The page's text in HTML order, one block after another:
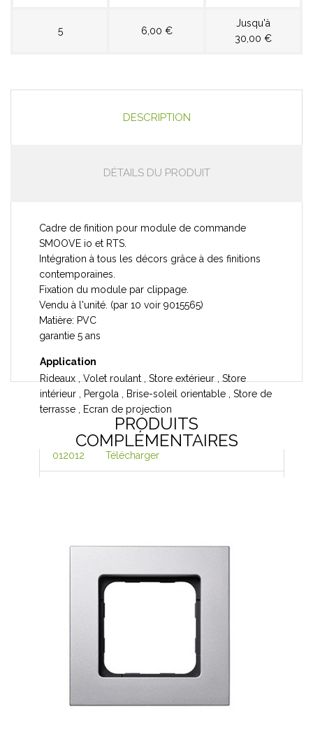
5 6,00 €
Jusqu'à
30,00 €
DESCRIPTION
DÉTAILS DU PRODUIT
Cadre de finition pour module de commande
SMOOVE io et RTS.
Intégration à tous les décors grâce à des finitions
contemporaines.
Fixation du module par clippage.
Vendu à l'unité. (par 10 voir 9015565)
Matière: PVC
garantie 5 ans
Application
Rideaux , Volet roulant , Store extérieur , Store
intérieur , Pergola , Brise-soleil orientable , Store de
terrasse , Ecran de projection
9017016 Brochure Smoove sensitif
012012
Télécharger
PRODUITS
COMPLÉMENTAIRES